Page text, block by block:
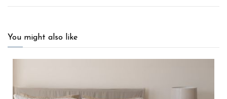
You might also like